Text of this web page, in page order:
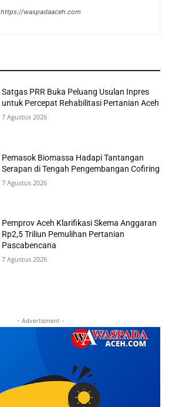
https://waspadaaceh.com
Satgas PRR Buka Peluang Usulan Inpres
untuk Percepat Rehabilitasi Pertanian Aceh
7 Agustus 2026
Pemasok Biomassa Hadapi Tantangan
Serapan di Tengah Pengembangan Cofiring
7 Agustus 2026
Pemprov Aceh Klarifikasi Skema Anggaran
Rp2,5 Triliun Pemulihan Pertanian
Pascabencana
7 Agustus 2026
- Advertisment -